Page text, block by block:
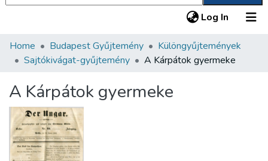
Log In (current)
Communities & Collections
Statistics
About us
Home Budapest Gyűjtemény
Különgyűjtemények
Sajtókivágat-gyűjtemény
A Kárpátok gyermeke
A Kárpátok gyermeke